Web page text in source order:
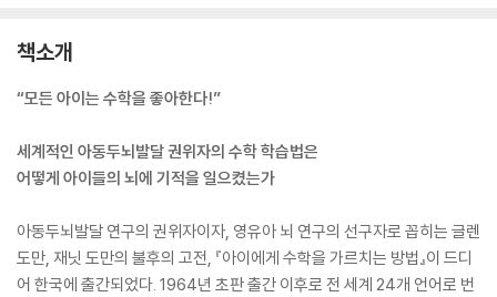
책소개
“모든 아이는 수학을 좋아한다!”
세계적인 아동두뇌발달 권위자의 수학 학습법은
어떻게 아이들의 뇌에 기적을 일으켰는가
아동두뇌발달 연구의 권위자이자, 영유아 뇌 연구의 선구자로 꼽히는 글렌
도만, 재닛 도만의 불후의 고전, 『아이에게 수학을 가르치는 방법』이 드디
어 한국에 출간되었다. 1964년 초판 출간 이후로 전 세계 24개 언어로 번